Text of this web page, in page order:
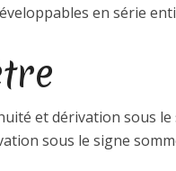
en série
et dérivation sous le
sous le signe